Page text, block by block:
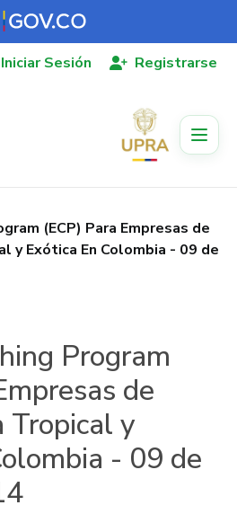
Iniciar Sesión Registrarse
(ECP) Para Empresas de
y Exótica En Colombia - 09 de
Program
de
Tropical y
- 09 de